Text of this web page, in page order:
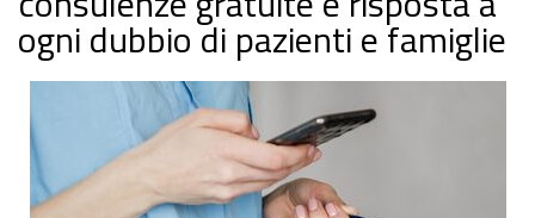
ogni dubbio di pazienti e famiglie